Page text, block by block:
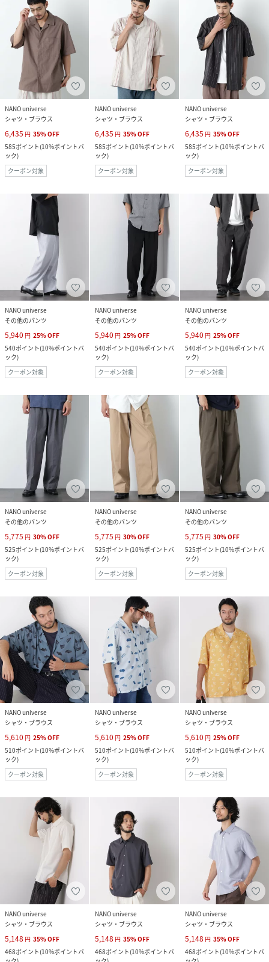
NANO universe
シャツ・ブラウス
6,435 円 35%OFF
585ポイント(10%ポイントバ
ック)
クーポン対象
NANO universe
シャツ・ブラウス
6,435 円 35%OFF
585ポイント(10%ポイントバ
ック)
クーポン対象
NANO universe
シャツ・ブラウス
6,435 円 35%OFF
585ポイント(10%ポイントバ
ック)
クーポン対象
NANO universe
その他のパンツ
5,940 円 25%OFF
540ポイント(10%ポイントバ
ック)
クーポン対象
NANO universe
その他のパンツ
5,940 円 25%OFF
540ポイント(10%ポイントバ
ック)
クーポン対象
NANO universe
その他のパンツ
5,940 円 25%OFF
540ポイント(10%ポイントバ
ック)
クーポン対象
NANO universe
その他のパンツ
5,775 円 30%OFF
525ポイント(10%ポイントバ
ック)
クーポン対象
NANO universe
その他のパンツ
5,775 円 30%OFF
525ポイント(10%ポイントバ
ック)
クーポン対象
NANO universe
その他のパンツ
5,775 円 30%OFF
525ポイント(10%ポイントバ
ック)
クーポン対象
NANO universe
シャツ・ブラウス
5,610 円 25%OFF
510ポイント(10%ポイントバ
ック)
クーポン対象
NANO universe
シャツ・ブラウス
5,610 円 25%OFF
510ポイント(10%ポイントバ
ック)
クーポン対象
NANO universe
シャツ・ブラウス
5,610 円 25%OFF
510ポイント(10%ポイントバ
ック)
クーポン対象
NANO universe
シャツ・ブラウス
5,148 円 35%OFF
468ポイント(10%ポイントバ
NANO universe
シャツ・ブラウス
5,148 円 35%OFF
468ポイント(10%ポイントバ
NANO universe
シャツ・ブラウス
5,148 円 35%OFF
468ポイント(10%ポイントバ